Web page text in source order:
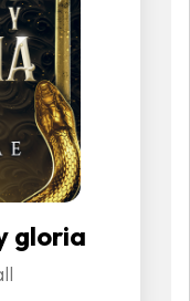
gloria